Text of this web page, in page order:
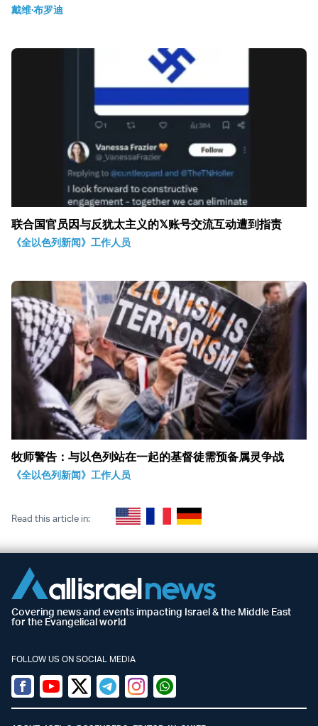
戴维·布罗迪
联合国官员因与反犹太主义的𝕏账号交流互动遭到指责
《全以色列新闻》工作人员
牧师警告：与以色列站在一起的基督徒需预备属灵争战
《全以色列新闻》工作人员
Read this article in:
Covering news and events impacting Israel & the Middle East
for the Evangelical world
FOLLOW US ON SOCIAL MEDIA
Facebook
YoutubeTwitter (X)
TelegramInstagramWhatsapp